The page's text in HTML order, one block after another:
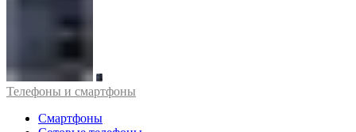
Телефоны и смартфоны
Смартфоны